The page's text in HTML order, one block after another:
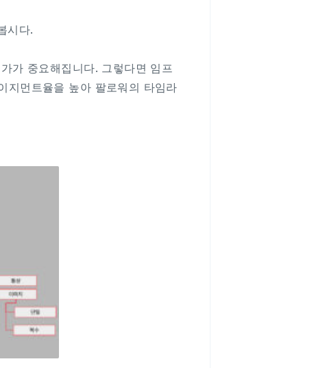
시다.
가 중요해집니다. 그렇다면 임프
지먼트율을 높아 팔로워의 타임라